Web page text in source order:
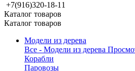
+7(916)320-18-11
Каталог товаров
Каталог товаров
Модели из дерева
Все - Модели из дерева
Корабли
Паровозы